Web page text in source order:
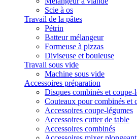
Scie à os
Travail de la pâtes
Pétrin
Batteur mélangeur
Formeuse à pizzas
Diviseuse et bouleuse
Travail sous vide
Machine sous vide
Accessoires préparation
Disques combinés et coupe-
Couteaux pour combinés et
Accessoires coupe-légumes
Accessoires cutter de table
Accessoires combinés